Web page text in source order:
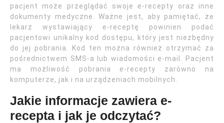
pacjent może przeglądać swoje e-recepty oraz inne
dokumenty medyczne. Ważne jest, aby pamiętać, że
lekarz wystawiający e-receptę powinien podać
pacjentowi unikalny kod dostępu, który jest niezbędny
do jej pobrania. Kod ten można również otrzymać za
pośrednictwem SMS-a lub wiadomości e-mail. Pacjent
ma możliwość pobrania e-recepty zarówno na
komputerze, jak i na urządzeniach mobilnych.
Jakie informacje zawiera e-
recepta i jak je odczytać?